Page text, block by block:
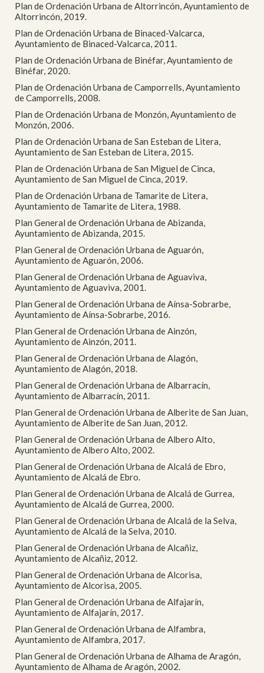
Plan de Ordenación Urbana de Altorrincón, Ayuntamiento de
Altorrincón, 2019.
Plan de Ordenación Urbana de Binaced-Valcarca,
Ayuntamiento de Binaced-Valcarca, 2011.
Plan de Ordenación Urbana de Binéfar, Ayuntamiento de
Binéfar, 2020.
Plan de Ordenación Urbana de Camporrells, Ayuntamiento
de Camporrells, 2008.
Plan de Ordenación Urbana de Monzón, Ayuntamiento de
Monzón, 2006.
Plan de Ordenación Urbana de San Esteban de Litera,
Ayuntamiento de San Esteban de Litera, 2015.
Plan de Ordenación Urbana de San Miguel de Cinca,
Ayuntamiento de San Miguel de Cinca, 2019.
Plan de Ordenación Urbana de Tamarite de Litera,
Ayuntamiento de Tamarite de Litera, 1988.
Plan General de Ordenación Urbana de Abizanda,
Ayuntamiento de Abizanda, 2015.
Plan General de Ordenación Urbana de Aguarón,
Ayuntamiento de Aguarón, 2006.
Plan General de Ordenación Urbana de Aguaviva,
Ayuntamiento de Aguaviva, 2001.
Plan General de Ordenación Urbana de Aínsa-Sobrarbe,
Ayuntamiento de Aínsa-Sobrarbe, 2016.
Plan General de Ordenación Urbana de Ainzón,
Ayuntamiento de Ainzón, 2011.
Plan General de Ordenación Urbana de Alagón,
Ayuntamiento de Alagón, 2018.
Plan General de Ordenación Urbana de Albarracín,
Ayuntamiento de Albarracín, 2011.
Plan General de Ordenación Urbana de Alberite de San Juan,
Ayuntamiento de Alberite de San Juan, 2012.
Plan General de Ordenación Urbana de Albero Alto,
Ayuntamiento de Albero Alto, 2002.
Plan General de Ordenación Urbana de Alcalá de Ebro,
Ayuntamiento de Alcalá de Ebro.
Plan General de Ordenación Urbana de Alcalá de Gurrea,
Ayuntamiento de Alcalá de Gurrea, 2000.
Plan General de Ordenación Urbana de Alcalá de la Selva,
Ayuntamiento de Alcalá de la Selva, 2010.
Plan General de Ordenación Urbana de Alcañiz,
Ayuntamiento de Alcañiz, 2012.
Plan General de Ordenación Urbana de Alcorisa,
Ayuntamiento de Alcorisa, 2005.
Plan General de Ordenación Urbana de Alfajarín,
Ayuntamiento de Alfajarín, 2017.
Plan General de Ordenación Urbana de Alfambra,
Ayuntamiento de Alfambra, 2017.
Plan General de Ordenación Urbana de Alhama de Aragón,
Ayuntamiento de Alhama de Aragón, 2002.